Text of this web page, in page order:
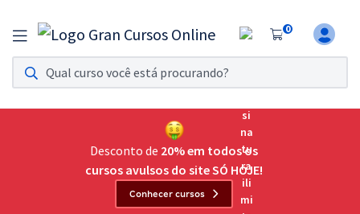
0
Assinatura Ilimitada 11
Acesso a todos os cursos. Teste grátis por 7 dias!
Assinatura OAB Até Passar
Acesso ilimitado a toda preparação para o Exame da
Desconto de 20% em todos os
cursos avulsos do site SÓ HOJE!
Conhecer cursos